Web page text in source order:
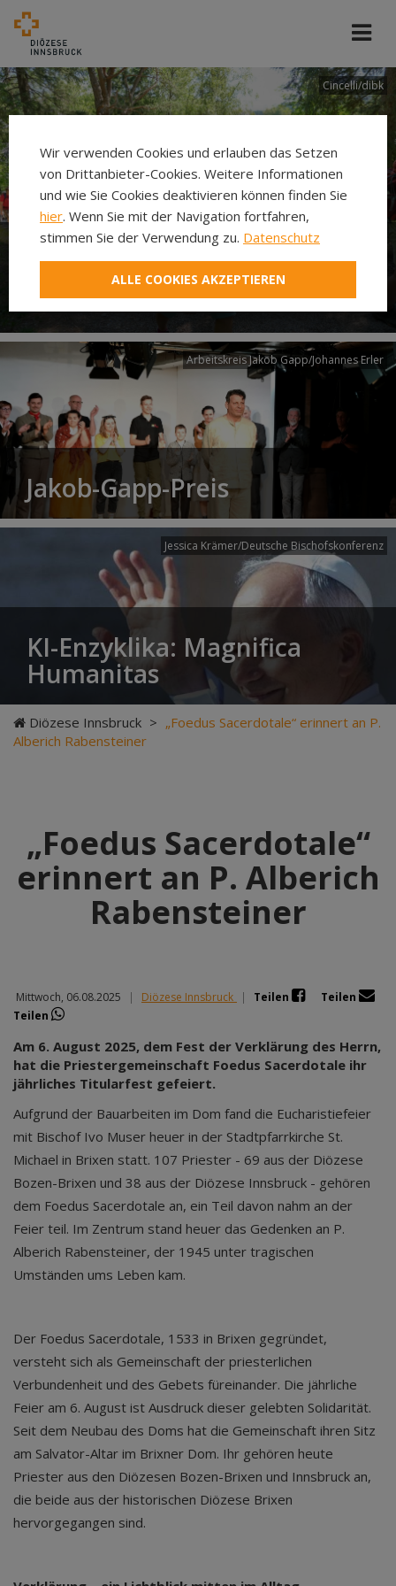
Cincelli/dibk
Neuer Pilgerweg Via
Laudato si’
Arbeitskreis Jakob Gapp/Johannes Erler
Jakob-Gapp-Preis
Jessica Krämer/Deutsche Bischofskonferenz
KI-Enzyklika: Magnifica
Humanitas
Diözese Innsbruck > „Foedus Sacerdotale“ erinnert an P.
Alberich Rabensteiner
„Foedus Sacerdotale“
erinnert an P. Alberich
Rabensteiner
Mittwoch, 06.08.2025 | Diözese Innsbruck | Teilen
Teilen
Teilen
Am 6. August 2025, dem Fest der Verklärung des Herrn,
hat die Priestergemeinschaft Foedus Sacerdotale ihr
jährliches Titularfest gefeiert.
Aufgrund der Bauarbeiten im Dom fand die Eucharistiefeier
mit Bischof Ivo Muser heuer in der Stadtpfarrkirche St.
Michael in Brixen statt. 107 Priester - 69 aus der Diözese
Bozen-Brixen und 38 aus der Diözese Innsbruck - gehören
dem Foedus Sacerdotale an, ein Teil davon nahm an der
Feier teil. Im Zentrum stand heuer das Gedenken an P.
Alberich Rabensteiner, der 1945 unter tragischen
Umständen ums Leben kam.
Der Foedus Sacerdotale, 1533 in Brixen gegründet,
versteht sich als Gemeinschaft der priesterlichen
Verbundenheit und des Gebets füreinander. Die jährliche
Feier am 6. August ist Ausdruck dieser gelebten Solidarität.
Seit dem Neubau des Doms hat die Gemeinschaft ihren Sitz
am Salvator-Altar im Brixner Dom. Ihr gehören heute
Priester aus den Diözesen Bozen-Brixen und Innsbruck an,
die beide aus der historischen Diözese Brixen
hervorgegangen sind.
Wir verwenden Cookies und erlauben das Setzen
von Drittanbieter-Cookies. Weitere Informationen
und wie Sie Cookies deaktivieren können finden Sie
hier. Wenn Sie mit der Navigation fortfahren,
stimmen Sie der Verwendung zu. Datenschutz
ALLE COOKIES AKZEPTIEREN